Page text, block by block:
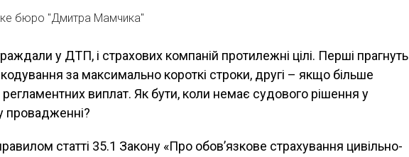
бюро "Дмитра Мамчика"
у ДТП, і страхових компаній протилежні цілі. Перші прагнуть
за максимально короткі строки, другі – якщо більше
регламентних виплат. Як бути, коли немає судового рішення у
провадженні?
статті 35.1 Закону «Про обов’язкове страхування цивільно-